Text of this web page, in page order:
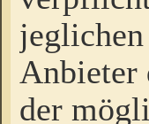
Anbieter
der